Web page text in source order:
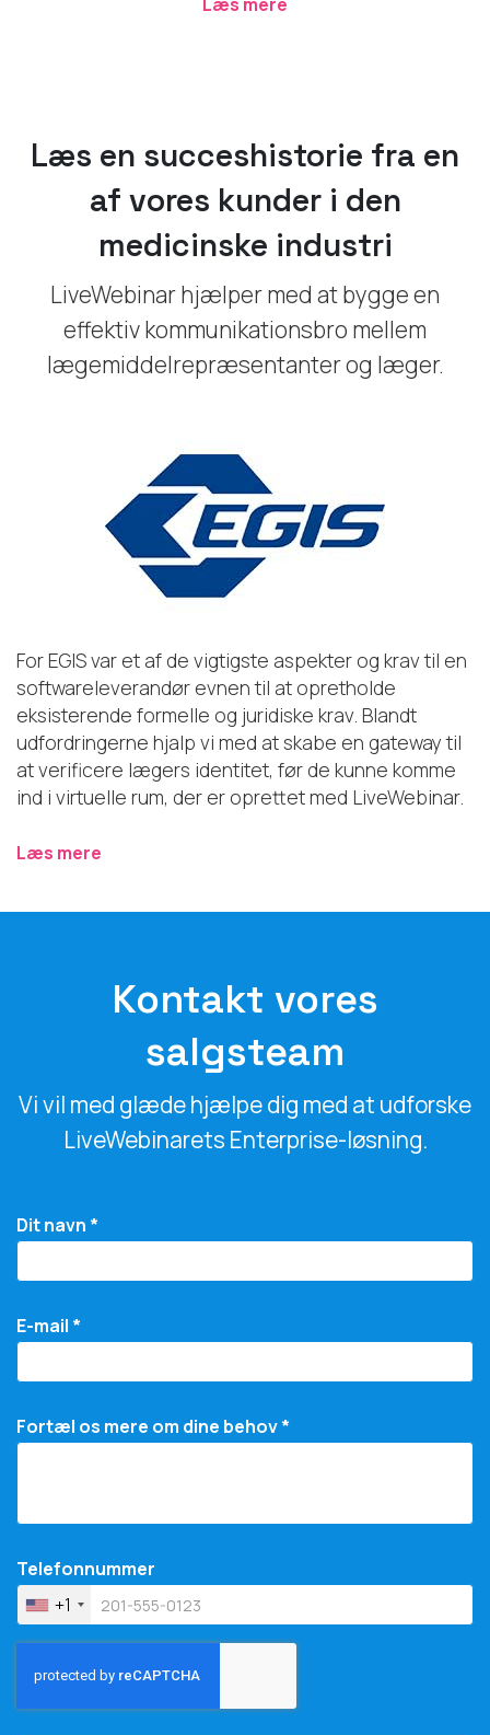
Læs en succeshistorie fra en
af vores kunder i den
medicinske industri
LiveWebinar hjælper med at bygge en
effektiv kommunikationsbro mellem
lægemiddelrepræsentanter og læger.
For EGIS var et af de vigtigste aspekter og krav til en
softwareleverandør evnen til at opretholde
eksisterende formelle og juridiske krav. Blandt
udfordringerne hjalp vi med at skabe en gateway til
at verificere lægers identitet, før de kunne komme
ind i virtuelle rum, der er oprettet med LiveWebinar.
Læs mere
Kontakt vores
salgsteam
Vi vil med glæde hjælpe dig med at udforske
LiveWebinarets Enterprise-løsning.
Dit navn *
E-mail *
Fortæl os mere om dine behov *
Telefonnummer
+1